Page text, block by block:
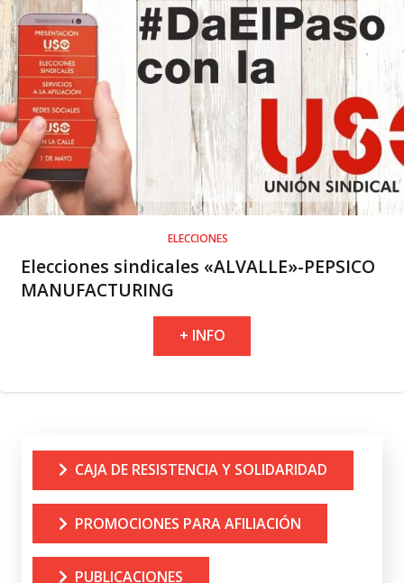
ELECCIONES
Elecciones sindicales «ALVALLE»-PEPSICO
MANUFACTURING
+ INFO
CAJA DE RESISTENCIA Y SOLIDARIDAD
PROMOCIONES PARA AFILIACIÓN
PUBLICACIONES